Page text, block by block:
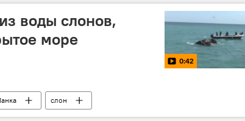
воды слонов,
море
0:42
слон